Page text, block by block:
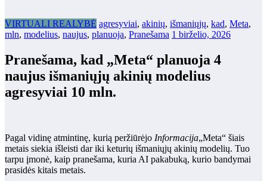
VIRTUALI REALYBĖ agresyviai, akinių, išmaniųjų, kad, Meta,
mln, modelius, naujus, planuoja, Pranešama 1 birželio, 2026
Pranešama, kad „Meta“ planuoja 4
naujus išmaniųjų akinių modelius
agresyviai 10 mln.
Pagal vidinę atmintinę, kurią peržiūrėjo Informacija„Meta“ šiais
metais siekia išleisti dar iki keturių išmaniųjų akinių modelių. Tuo
tarpu įmonė, kaip pranešama, kuria AI pakabuką, kurio bandymai
prasidės kitais metais.